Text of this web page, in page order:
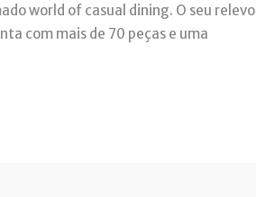
world of casual dining. O seu relevo
com mais de 70 peças e uma